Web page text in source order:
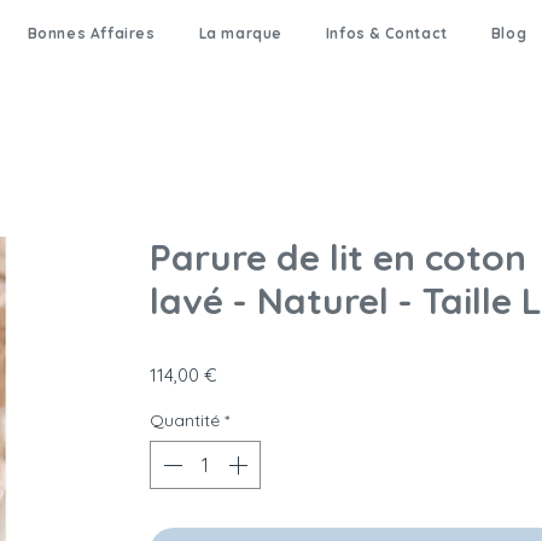
Bonnes Affaires La marque Infos & Contact Blog
Parure de lit en coton
lavé - Naturel - Taille L
114,00 €
Quantité *